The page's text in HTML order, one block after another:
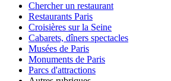
Chercher un restaurant
Restaurants Paris
Croisières sur la Seine
Cabarets, dîners spectacles
Musées de Paris
Monuments de Paris
Parcs d'attractions